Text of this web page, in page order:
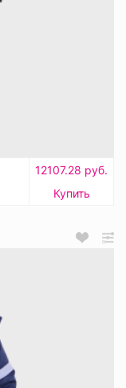
12107.28 руб.
Купить